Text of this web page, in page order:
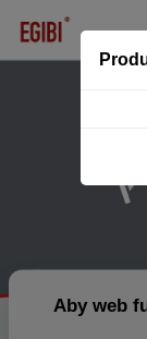
Aby web